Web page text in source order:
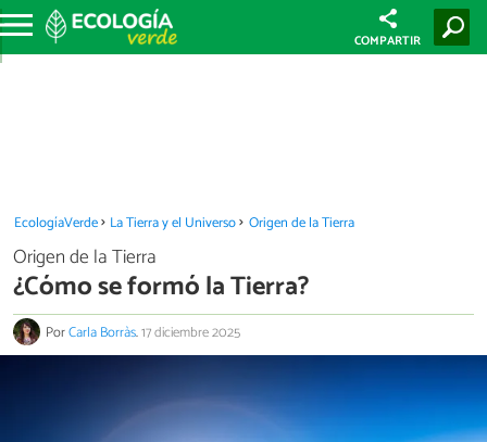
COMPARTIR
EcologíaVerde La Tierra y el Universo Origen de la Tierra
Origen de la Tierra
¿Cómo se formó la Tierra?
PorCarla Borràs.17 diciembre 2025